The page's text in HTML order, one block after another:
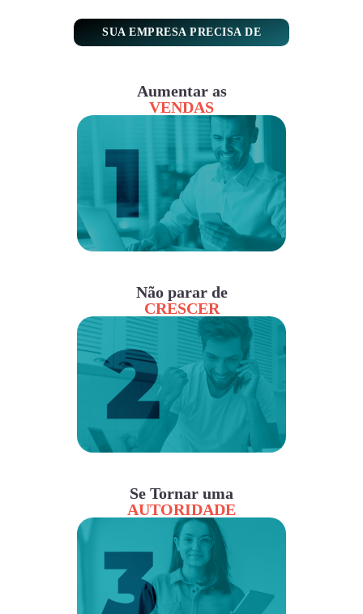
SUA EMPRESA PRECISA DE
Aumentar as
VENDAS
Não parar de
CRESCER
Se Tornar uma
AUTORIDADE